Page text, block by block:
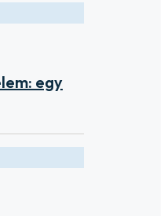
egy